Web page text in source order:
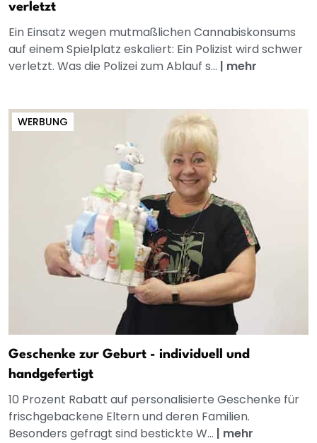
verletzt
Ein Einsatz wegen mutmaßlichen Cannabiskonsums
auf einem Spielplatz eskaliert: Ein Polizist wird schwer
verletzt. Was die Polizei zum Ablauf s... | mehr
WERBUNG
Geschenke zur Geburt - individuell und
handgefertigt
10 Prozent Rabatt auf personalisierte Geschenke für
frischgebackene Eltern und deren Familien.
Besonders gefragt sind bestickte W... | mehr